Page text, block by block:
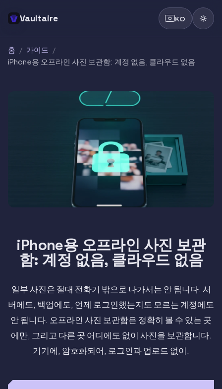
Vaultaire KO
홈 / 가이드
/
iPhone용 오프라인 사진 보관함: 계정 없음, 클라우드 없음
iPhone용 오프라인 사진 보관
함: 계정 없음, 클라우드 없음
일부 사진은 절대 전화기 밖으로 나가서는 안 됩니다. 서
버에도, 백업에도, 언제 로그인했는지도 모르는 계정에도
안 됩니다. 오프라인 사진 보관함은 정확히 볼 수 있는 곳
에만, 그리고 다른 곳 어디에도 없이 사진을 보관합니다.
기기에, 암호화되어, 로그인과 업로드 없이.